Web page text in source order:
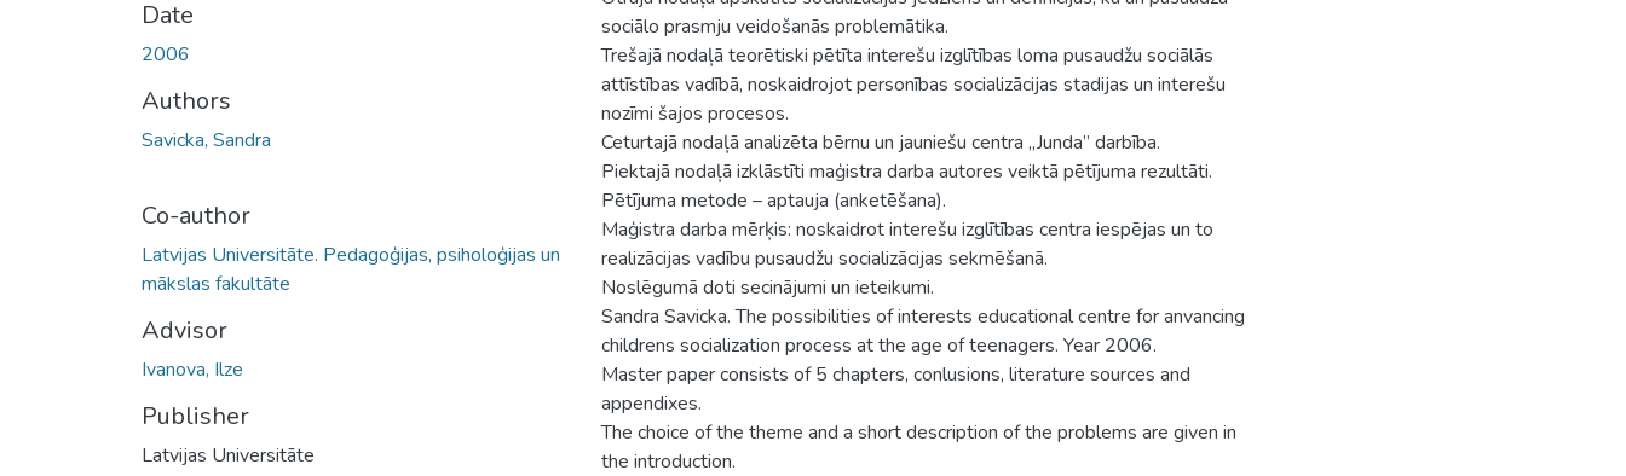
Date
2006
Authors
Savicka, Sandra
Co-author
Latvijas Universitāte. Pedagoģijas, psiholoģijas un
mākslas fakultāte
Advisor
Ivanova, Ilze
Publisher
Latvijas Universitāte
sociālo prasmju veidošanās problemātika.
Trešajā nodaļā teorētiski pētīta interešu izglītības loma pusaudžu sociālās
attīstības vadībā, noskaidrojot personības socializācijas stadijas un interešu
nozīmi šajos procesos.
Ceturtajā nodaļā analizēta bērnu un jauniešu centra „Junda” darbība.
Piektajā nodaļā izklāstīti maģistra darba autores veiktā pētījuma rezultāti.
Pētījuma metode – aptauja (anketēšana).
Maģistra darba mērķis: noskaidrot interešu izglītības centra iespējas un to
realizācijas vadību pusaudžu socializācijas sekmēšanā.
Noslēgumā doti secinājumi un ieteikumi.
Sandra Savicka. The possibilities of interests educational centre for anvancing
childrens socialization process at the age of teenagers. Year 2006.
Master paper consists of 5 chapters, conlusions, literature sources and
appendixes.
The choice of the theme and a short description of the problems are given in
the introduction.